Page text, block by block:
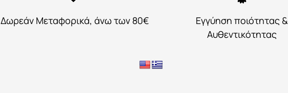
Δωρεάν Μεταφορικά, άνω των 80€
Εγγύηση ποιότητας &
Αυθεντικότητας